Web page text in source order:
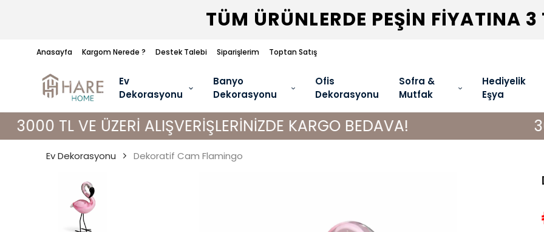
Anasayfa Kargom Nerede ? Destek Talebi Siparişlerim Toptan Satış
TÜM ÜRÜNLERDE PEŞİN FİYATINA 3
Ev
Dekorasyonu
Banyo
Dekorasyonu
Ofis
Dekorasyonu
Sofra &
Mutfak
Hediyelik
Eşya
ÜZERİ ALIŞVERİŞLERİNİZDE KARGO BEDAVA! 3000 TL
Ev Dekorasyonu Dekoratif Cam Flamingo